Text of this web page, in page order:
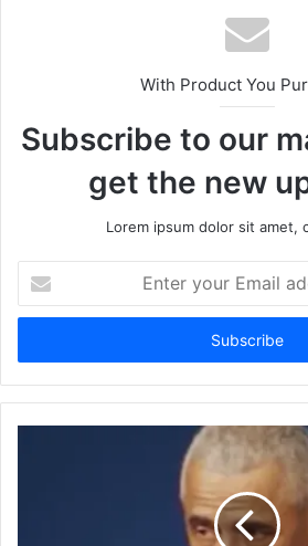
With Product You
Subscribe to our
get the new
Lorem ipsum dolor sit amet,
your
Email